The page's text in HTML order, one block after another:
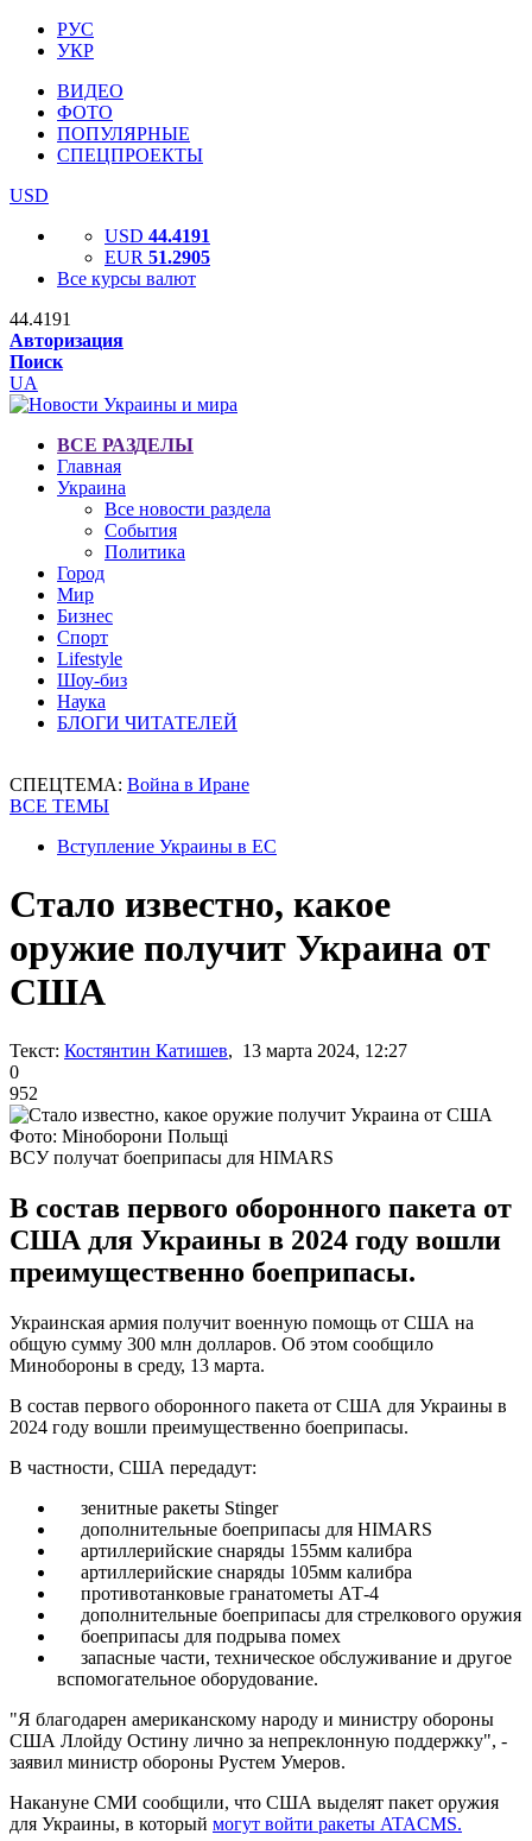
РУС
УКР
ВИДЕО
ФОТО
ПОПУЛЯРНЫЕ
СПЕЦПРОЕКТЫ
USD
USD 44.4191
EUR 51.2905
Все курсы валют
44.4191
Авторизация
Поиск
UA
ВСЕ РАЗДЕЛЫ
Главная
Украина
Все новости раздела
События
Политика
Город
Мир
Бизнес
Спорт
Lifestyle
Шоу-биз
Наука
БЛОГИ ЧИТАТЕЛЕЙ
СПЕЦТЕМА: Война в Иране
ВСЕ ТЕМЫ
Вступление Украины в ЕС
Стало известно, какое
оружие получит Украина от
США
Текст: Костянтин Катишев, 13 марта 2024, 12:27
0
952
Фото: Міноборони Польщі
ВСУ получат боеприпасы для HIMARS
В состав первого оборонного пакета от
США для Украины в 2024 году вошли
преимущественно боеприпасы.
Украинская армия получит военную помощь от США на
общую сумму 300 млн долларов. Об этом сообщило
Минобороны в среду, 13 марта.
В состав первого оборонного пакета от США для Украины в
2024 году вошли преимущественно боеприпасы.
В частности, США передадут:
⁠зенитные ракеты Stinger
⁠дополнительные боеприпасы для HIMARS
⁠артиллерийские снаряды 155мм калибра
⁠артиллерийские снаряды 105мм калибра
противотанковые гранатометы АТ-4
дополнительные боеприпасы для стрелкового оружия
⁠боеприпасы для подрыва помех
запасные части, техническое обслуживание и другое
вспомогательное оборудование.
"Я благодарен американскому народу и министру обороны
США Ллойду Остину лично за непреклонную поддержку", -
заявил министр обороны Рустем Умеров.
Накануне СМИ сообщили, что США выделят пакет оружия
для Украины, в который могут войти ракеты ATACMS.